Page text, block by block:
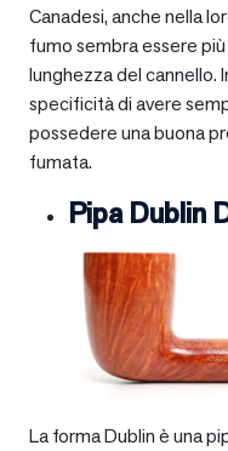
Canadesi, anche nella
fumo sembra essere
lunghezza del cannello.
specificità di avere
possedere una buona
fumata.
Pipa Dublin
La forma Dublin è una